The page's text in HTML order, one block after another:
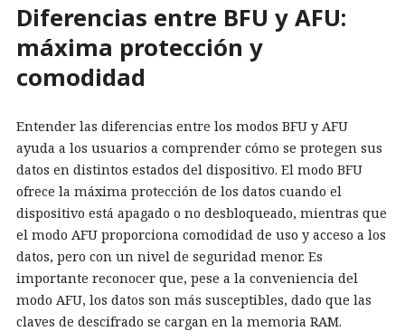
Diferencias entre BFU y AFU:
máxima protección y
comodidad
Entender las diferencias entre los modos BFU y AFU
ayuda a los usuarios a comprender cómo se protegen sus
datos en distintos estados del dispositivo. El modo BFU
ofrece la máxima protección de los datos cuando el
dispositivo está apagado o no desbloqueado, mientras que
el modo AFU proporciona comodidad de uso y acceso a los
datos, pero con un nivel de seguridad menor. Es
importante reconocer que, pese a la conveniencia del
modo AFU, los datos son más susceptibles, dado que las
claves de descifrado se cargan en la memoria RAM.